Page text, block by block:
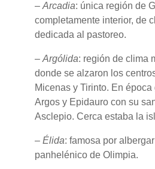
– Arcadia: única región de
completamente interior, de
dedicada al pastoreo.
– Argólida: región de clima
donde se alzaron los
Micenas y Tirinto. En
Argos y Epidauro con su
Asclepio. Cerca estaba la
– Élida: famosa por
panhelénico de Olimpia.